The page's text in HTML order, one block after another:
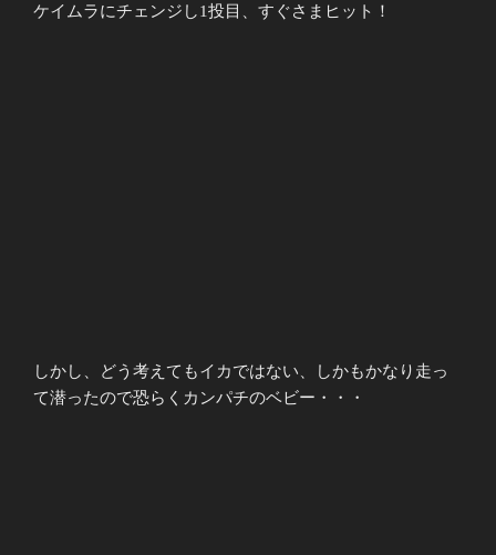
ケイムラにチェンジし1投目、すぐさまヒット！
しかし、どう考えてもイカではない、しかもかなり走っ
て潜ったので恐らくカンパチのベビー・・・